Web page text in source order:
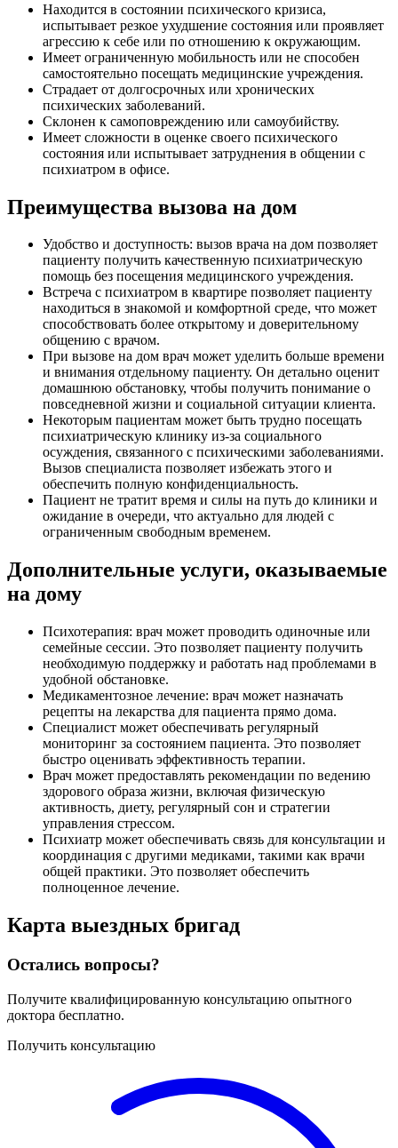
Находится в состоянии психического кризиса,
испытывает резкое ухудшение состояния или проявляет
агрессию к себе или по отношению к окружающим.
Имеет ограниченную мобильность или не способен
самостоятельно посещать медицинские учреждения.
Страдает от долгосрочных или хронических
психических заболеваний.
Склонен к самоповреждению или самоубийству.
Имеет сложности в оценке своего психического
состояния или испытывает затруднения в общении с
психиатром в офисе.
Преимущества вызова на дом
Удобство и доступность: вызов врача на дом позволяет
пациенту получить качественную психиатрическую
помощь без посещения медицинского учреждения.
Встреча с психиатром в квартире позволяет пациенту
находиться в знакомой и комфортной среде, что может
способствовать более открытому и доверительному
общению с врачом.
При вызове на дом врач может уделить больше времени
и внимания отдельному пациенту. Он детально оценит
домашнюю обстановку, чтобы получить понимание о
повседневной жизни и социальной ситуации клиента.
Некоторым пациентам может быть трудно посещать
психиатрическую клинику из-за социального
осуждения, связанного с психическими заболеваниями.
Вызов специалиста позволяет избежать этого и
обеспечить полную конфиденциальность.
Пациент не тратит время и силы на путь до клиники и
ожидание в очереди, что актуально для людей с
ограниченным свободным временем.
Дополнительные услуги, оказываемые
на дому
Психотерапия: врач может проводить одиночные или
семейные сессии. Это позволяет пациенту получить
необходимую поддержку и работать над проблемами в
удобной обстановке.
Медикаментозное лечение: врач может назначать
рецепты на лекарства для пациента прямо дома.
Специалист может обеспечивать регулярный
мониторинг за состоянием пациента. Это позволяет
быстро оценивать эффективность терапии.
Врач может предоставлять рекомендации по ведению
здорового образа жизни, включая физическую
активность, диету, регулярный сон и стратегии
управления стрессом.
Психиатр может обеспечивать связь для консультации и
координация с другими медиками, такими как врачи
общей практики. Это позволяет обеспечить
полноценное лечение.
Карта выездных бригад
Остались вопросы?
Получите квалифицированную консультацию опытного
доктора бесплатно.
Получить консультацию